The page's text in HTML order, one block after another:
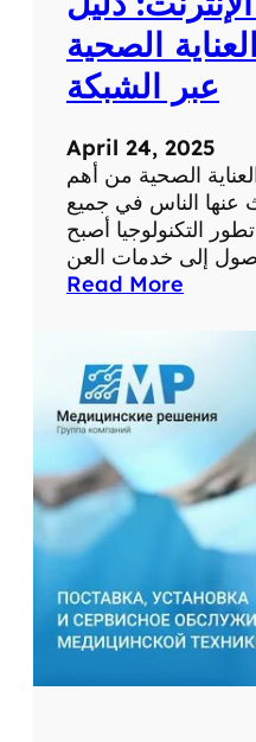
م
س
و
ص
ح
ت
ك
ا
ل
ص
ة
الصحية
عبر الشبكة
April 24, 2025
الصحية من أهم
عنها الناس في جميع
التكنولوجيا أصبح
Read More
ض
ل
م
ا
ق
ع
ط
ي
ة
ل